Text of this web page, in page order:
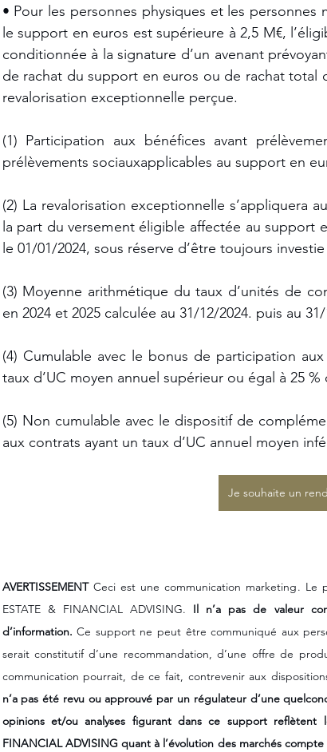
• Pour les personnes physiques et les personnes
le support en euros est supérieure à 2,5 M€,
conditionnée à la signature d’un avenant
de rachat du support en euros ou de rachat total
revalorisation exceptionnelle perçue.
(1) Participation aux bénéfices avant
prélèvements sociauxapplicables au support en
(2) La revalorisation exceptionnelle s’appliquera
la part du versement éligible affectée au support
le 01/01/2024, sous réserve d’être toujours
(3) Moyenne arithmétique du taux d’unités de
en 2024 et 2025 calculée au 31/12/2024. puis au
(4) Cumulable avec le bonus de participation
taux d’UC moyen annuel supérieur ou égal à 25 %
(5) Non cumulable avec le dispositif de
aux contrats ayant un taux d’UC annuel moyen
Je souhaite un
AVERTISSEMENT Ceci est une communication marketing. Le
ESTATE & FINANCIAL ADVISING. Il n’a pas de valeur
d’information. Ce support ne peut être communiqué aux
serait constitutif d’une recommandation, d’une offre de
communication pourrait, de ce fait, contrevenir aux
n’a pas été revu ou approuvé par un régulateur d’une
opinions et/ou analyses figurant dans ce support reflètent
FINANCIAL ADVISING quant à l’évolution des marchés